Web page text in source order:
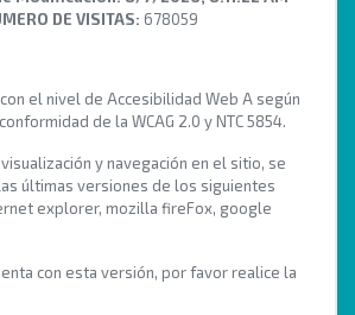
DE VISITAS: 678059
el nivel de Accesibilidad Web A según
de la WCAG 2.0 y NTC 5854.
y navegación en el sitio, se
últimas versiones de los siguientes
explorer, mozilla fireFox, google
con esta versión, por favor realice la